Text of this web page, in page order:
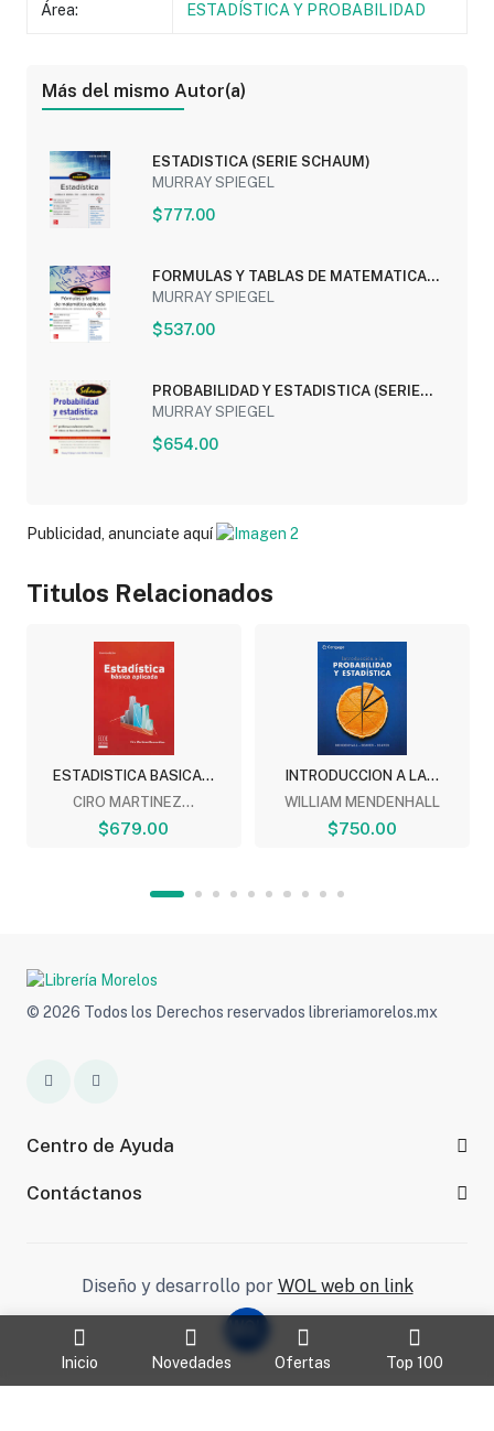
Inicio Novedades Ofertas Top 100
Área: ESTADÍSTICA Y PROBABILIDAD
Más del mismo Autor(a)
ESTADISTICA (SERIE SCHAUM)
MURRAY SPIEGEL
$777.00
FORMULAS Y TABLAS DE MATEMATICA
APLICADA (SERIE...
MURRAY SPIEGEL
$537.00
PROBABILIDAD Y ESTADISTICA (SERIE
SCHAUM)
MURRAY SPIEGEL
$654.00
Publicidad, anunciate aquí
Titulos Relacionados
ESTADISTICA BASICA...
CIRO MARTINEZ...
$679.00
INTRODUCCION A LA...
WILLIAM MENDENHALL
$750.00
© 2026 Todos los Derechos reservados libreriamorelos.mx
Centro de Ayuda
Contáctanos
Diseño y desarrollo por WOL web on link